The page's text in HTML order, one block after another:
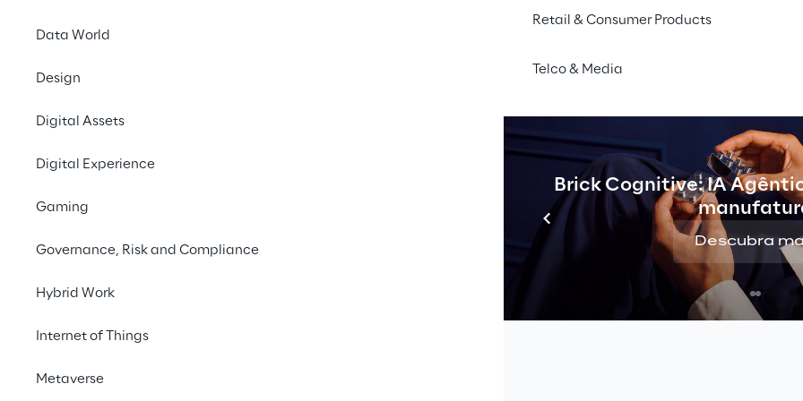
Data World
Design
Digital Assets
Digital Experience
Gaming
Governance, Risk and Compliance
Hybrid Work
Internet of Things
Metaverse
Retail & Consumer Products
Telco & Media
Brick Cognitive: IA
Descubra
Monte Titoli
Grupo London Stock Exchange e líder no fornecimento de
estava buscando uma
maneira rápida e segura de extrair valor de seus dados,
anteriormente gerenciados in loco com uma abordagem
O objetivo final do
Cloud flexível e
de pipelines de análise
para escalar mais
projetos de ciência de
para acelerar a adoção
organização.